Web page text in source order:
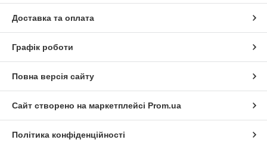
Доставка та оплата
Графік роботи
Повна версія сайту
Сайт створено на маркетплейсі Prom.ua
Політика конфіденційності